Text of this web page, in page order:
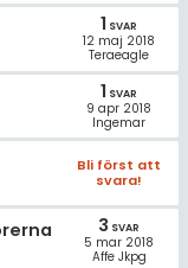
1 SVAR
12 maj 2018
Teraeagle
1 SVAR
9 apr 2018
Ingemar
Bli först att
svara!
3 SVAR
5 mar 2018
Affe Jkpg